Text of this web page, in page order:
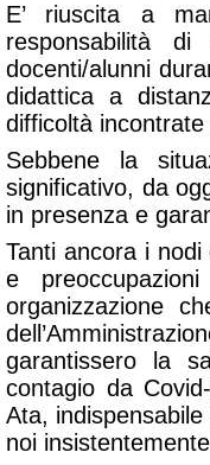
E’ riuscita a
responsabilità
docenti/alunni
didattica a
difficoltà
Sebbene la
significativo, da
in presenza e
Tanti ancora i
e
organizzazione
garantissero la
contagio da
Ata,
noi